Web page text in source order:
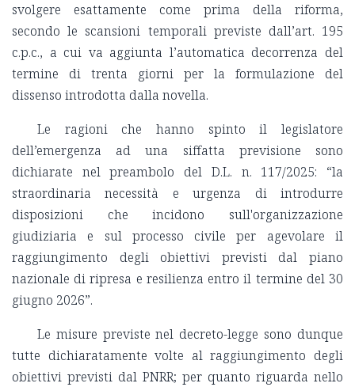
svolgere esattamente come prima della riforma,
secondo le scansioni temporali previste dall’art. 195
c.p.c., a cui va aggiunta l’automatica decorrenza del
termine di trenta giorni per la formulazione del
dissenso introdotta dalla novella.
Le ragioni che hanno spinto il legislatore
dell’emergenza ad una siffatta previsione sono
dichiarate nel preambolo del D.L. n. 117/2025: “la
straordinaria necessità e urgenza di introdurre
disposizioni che incidono sull'organizzazione
giudiziaria e sul processo civile per agevolare il
raggiungimento degli obiettivi previsti dal piano
nazionale di ripresa e resilienza entro il termine del 30
giugno 2026”.
Le misure previste nel decreto-legge sono dunque
tutte dichiaratamente volte al raggiungimento degli
obiettivi previsti dal PNRR; per quanto riguarda nello